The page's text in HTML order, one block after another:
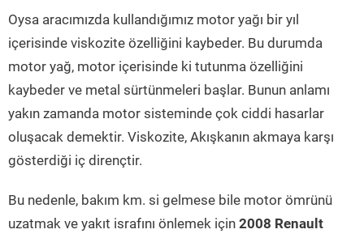
Oysa aracımızda kullandığımız motor yağı bir yıl
içerisinde viskozite özelliğini kaybeder. Bu durumda
motor yağ, motor içerisinde ki tutunma özelliğini
kaybeder ve metal sürtünmeleri başlar. Bunun anlamı
yakın zamanda motor sisteminde çok ciddi hasarlar
oluşacak demektir. Viskozite, Akışkanın akmaya karşı
gösterdiği iç dirençtir.
Bu nedenle, bakım km. si gelmese bile motor ömrünü
uzatmak ve yakıt israfını önlemek için 2008 Renault